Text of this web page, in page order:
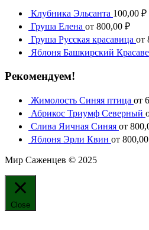
Клубника Эльсанта 100,00 ₽
Груша Елена от 800,00 ₽
Груша Русская красавица от
Яблоня Башкирский
Рекомендуем!
Жимолость Синяя птица от
Абрикос Триумф Северный
Слива Яичная Синяя от
Яблоня Эрли Квин от 800,00
Мир Саженцев © 2025
Close